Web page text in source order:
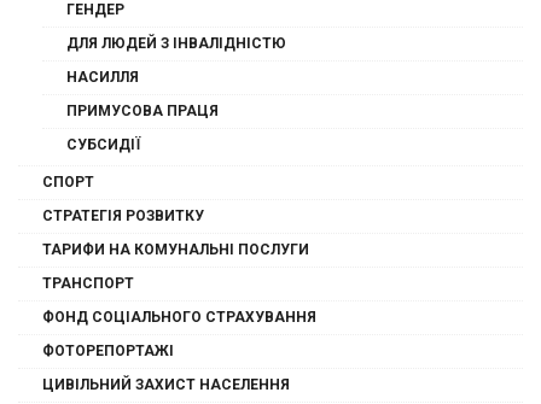
ГЕНДЕР
ДЛЯ ЛЮДЕЙ З ІНВАЛІДНІСТЮ
НАСИЛЛЯ
ПРИМУСОВА ПРАЦЯ
СУБСИДІЇ
СПОРТ
СТРАТЕГІЯ РОЗВИТКУ
ТАРИФИ НА КОМУНАЛЬНІ ПОСЛУГИ
ТРАНСПОРТ
ФОНД СОЦІАЛЬНОГО СТРАХУВАННЯ
ФОТОРЕПОРТАЖІ
ЦИВІЛЬНИЙ ЗАХИСТ НАСЕЛЕННЯ